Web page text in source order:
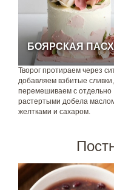
БОЯРСКАЯ
Творог протираем через
добавляем взбитые сливки,
перемешиваем с отдельно
растертыми добела
желтками и сахаром.